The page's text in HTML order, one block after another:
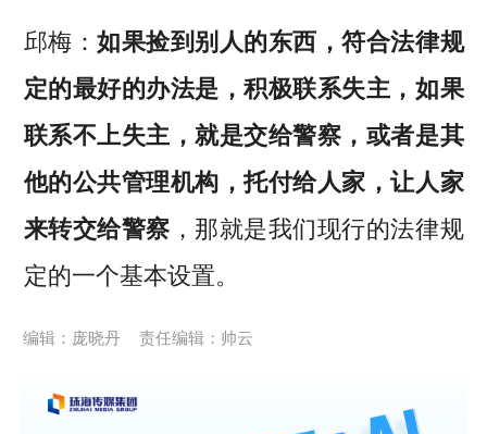
邱梅：如果捡到别人的东西，符合法律规
定的最好的办法是，积极联系失主，如果
联系不上失主，就是交给警察，或者是其
他的公共管理机构，托付给人家，让人家
来转交给警察 ，那就是我们现行的法律规
定的一个基本设置。
编辑：庞晓丹 责任编辑：帅云